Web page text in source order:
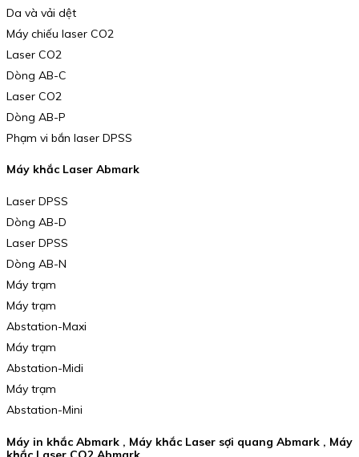
Da và vải dệt
Máy chiếu laser CO2
Laser CO2
Dòng AB-C
Laser CO2
Dòng AB-P
Phạm vi bắn laser DPSS
Máy khắc Laser Abmark
Laser DPSS
Dòng AB-D
Laser DPSS
Dòng AB-N
Máy trạm
Máy trạm
Abstation-Maxi
Máy trạm
Abstation-Midi
Máy trạm
Abstation-Mini
Máy in khắc Abmark , Máy khắc Laser sợi quang Abmark , Máy